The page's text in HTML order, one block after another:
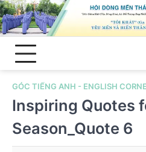
Skip
to
content
GÓC TIẾNG ANH - ENGLISH
Inspiring Quotes
Season_Quote 6